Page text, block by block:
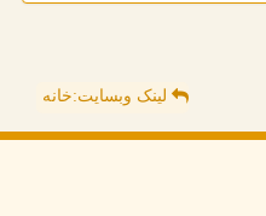
لینک وبسایت:خانه